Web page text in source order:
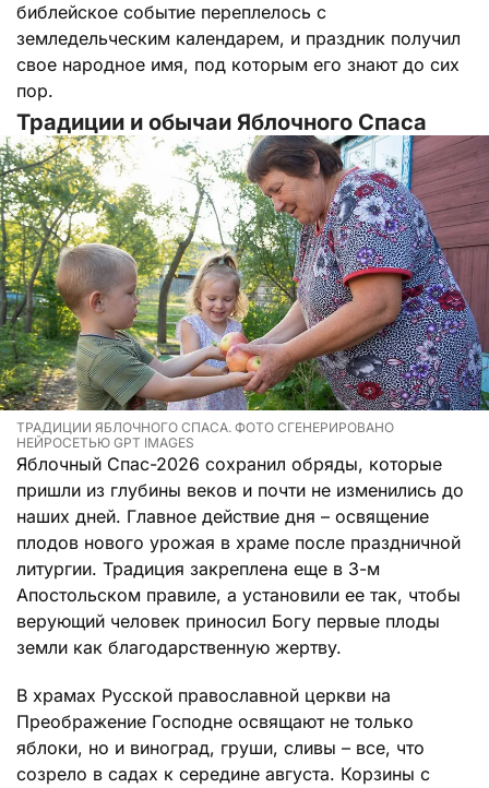
библейское событие переплелось с
земледельческим календарем, и праздник получил
свое народное имя, под которым его знают до сих
пор.
Традиции и обычаи Яблочного Спаса
ТРАДИЦИИ ЯБЛОЧНОГО СПАСА. ФОТО СГЕНЕРИРОВАНО
НЕЙРОСЕТЬЮ GPT IMAGES
Яблочный Спас-2026 сохранил обряды, которые
пришли из глубины веков и почти не изменились до
наших дней. Главное действие дня – освящение
плодов нового урожая в храме после праздничной
литургии. Традиция закреплена еще в 3-м
Апостольском правиле, а установили ее так, чтобы
верующий человек приносил Богу первые плоды
земли как благодарственную жертву.
В храмах Русской православной церкви на
Преображение Господне освящают не только
яблоки, но и виноград, груши, сливы – все, что
созрело в садах к середине августа. Корзины с